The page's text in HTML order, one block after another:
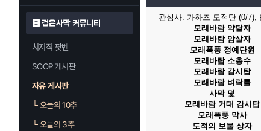
검은사막 커뮤니티
치지직 팟벤
SOOP 게시판
자유 게시판
└오늘의 10추
└오늘의 3추
관심사: 가하즈 도적단 (0/7),
모래바람 약탈자
모래바람 암살자
모래폭풍 정예단원
모래바람 소총수
모래바람 감시탑
모래바람 벼락틀
사막 덫
모래바람 거대 감시탑
모래폭풍 막사
도적의 보물 상자